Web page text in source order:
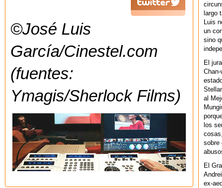
©José Luis
García/Cinestel.com
(fuentes:
Ymagis/Sherlock Films)
largo
Luis
un
sino
El
al
los
sobre
El
ex-